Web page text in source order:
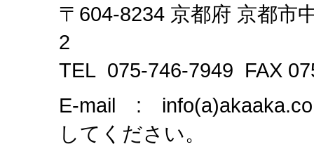
〒604-8234 京都府 京都市
2
TEL 075-746-7949 FAX
E-mail :
してください。